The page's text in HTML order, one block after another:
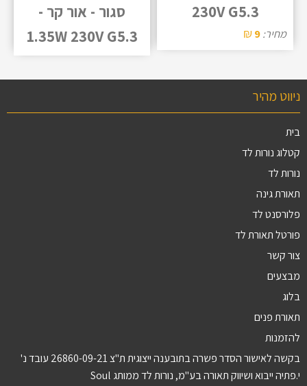
230V G5.3
מחיר:9
₪
סגור - אור קר -
1.35W 230V G5.3
ניווט מהיר
בית
קטלוג נורות לד
נורות לד
תאורת גינה
פלורסנט לד
פורטל תאורת לד
צור קשר
מבצעים
בלוג
תאורת פנים
להזמנות
בקשה לאישור הסדר פשרה בתובענה ייצוגית ת"צ 26860-09-21 עובד נ'
י.פתיה ייבוא ושיווק תאורה בע"מ, נורות לד ממותג Soul